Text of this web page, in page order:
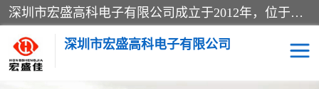
深圳市宏盛高科电子有限公司成立于2012年，位于深圳市龙华区福城街道。公司专注于安防设备、消防设备、电子设备及报警器的研发与销售，同时涉及气体检测仪器仪表及周边电子材料。业务涵盖国内贸易、进出口、安全消防金属制品制造、特种劳动防护用品生产及多种专用仪器设备制造，致力于提供全面的安全与环境监测解决方案。
深圳市宏盛高科电子有限公司